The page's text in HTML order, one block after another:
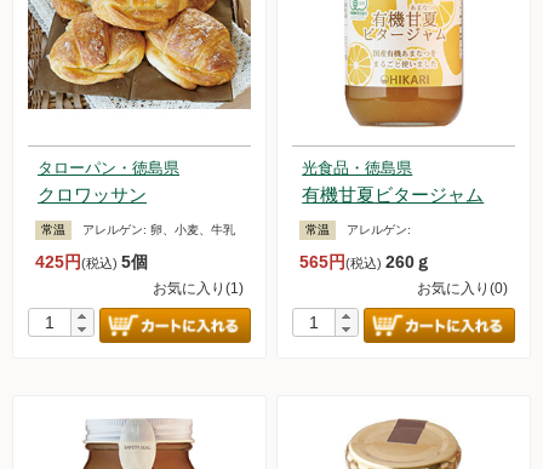
タローパン・徳島県
クロワッサン
常温 アレルゲン: 卵、小麦、牛乳
425円(税込) 5個
お気に入り(1)
光食品・徳島県
有機甘夏ビタージャム
常温 アレルゲン:
565円(税込)260ｇ
お気に入り(0)